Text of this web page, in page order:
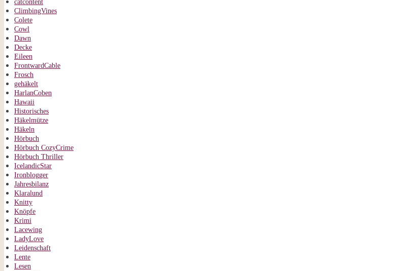
catcontent
ClimbingVines
Colete
Cowl
Dawn
Decke
Eileen
FrontwardCable
Frosch
gehäkelt
HarlanCoben
Hawaii
Historisches
Häkelmütze
Häkeln
Hörbuch
Hörbuch CozyCrime
Hörbuch Thriller
IcelandicStar
Ironblogger
Jahresbilanz
Klaralund
Knitty
Knöpfe
Krimi
Lacewing
LadyLove
Leidenschaft
Lente
Lesen